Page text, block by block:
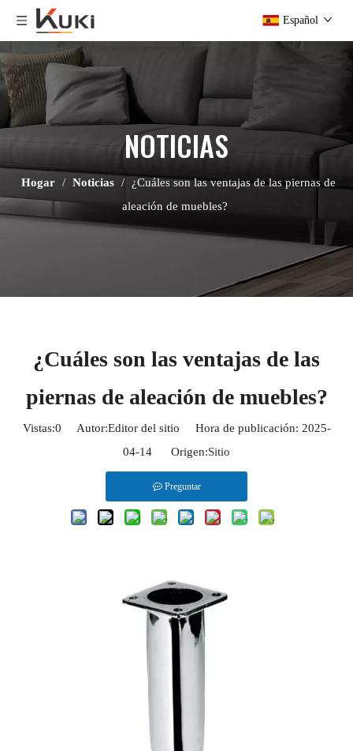
Español
NOTICIAS
Hogar / Noticias /
¿Cuáles son las ventajas de las piernas de
aleación de muebles?
¿Cuáles son las ventajas de las
piernas de aleación de muebles?
Vistas:0 Autor:Editor del sitio Hora de publicación: 2025-
04-14 Origen:Sitio
Preguntar